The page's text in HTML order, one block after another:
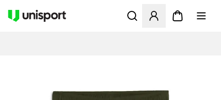
Opent een venster om in